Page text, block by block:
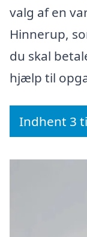
valg af en
Hinnerup,
du skal
hjælp til
Indhent 3